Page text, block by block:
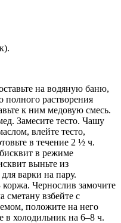
на водяную баню,
полного растворения
к ним медовую смесь.
Замесите тесто. Чашу
влейте тесто,
в течение 2 ½ ч.
бисквит в режиме
выньте из
варки на пару.
Чернослив замочите
сметану взбейте с
положите на него
в холодильник на 6–8 ч.